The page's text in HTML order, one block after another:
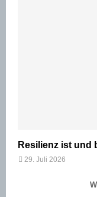
Resilienz ist und
29. Juli 2026